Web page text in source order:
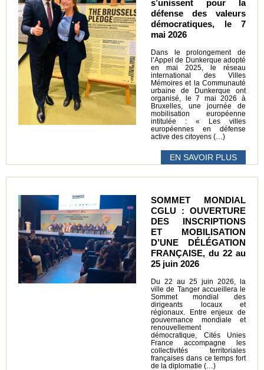
s’unissent pour la
défense des valeurs
démocratiques, le 7
mai 2026
Dans le prolongement de
l’Appel de Dunkerque adopté
en mai 2025, le réseau
international des Villes
Mémoires et la Communauté
urbaine de Dunkerque ont
organisé, le 7 mai 2026 à
Bruxelles, une journée de
mobilisation européenne
intitulée : « Les villes
européennes en défense
active des citoyens (…)
EN SAVOIR PLUS
SOMMET MONDIAL
CGLU : OUVERTURE
DES INSCRIPTIONS
ET MOBILISATION
D’UNE DÉLÉGATION
FRANÇAISE, du 22 au
25 juin 2026
Du 22 au 25 juin 2026, la
ville de Tanger accueillera le
Sommet mondial des
dirigeants locaux et
régionaux. Entre enjeux de
gouvernance mondiale et
renouvellement
démocratique, Cités Unies
France accompagne les
collectivités territoriales
françaises dans ce temps fort
de la diplomatie (…)